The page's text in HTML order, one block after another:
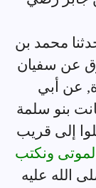
محمد بن
عن سفيان
عن أبي
بنو سلمة
إلى قريب
ونكتب
الله عليه